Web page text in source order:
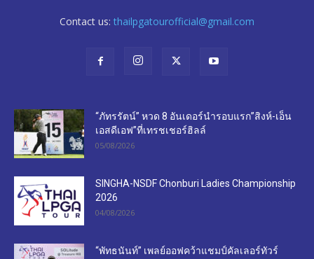
Contact us: thailpgatourofficial@gmail.com
“ภัทรรัตน์” หวด 8 อันเดอร์นำรอบแรก”สิงห์-เอ็น
เอสดีเอฟ”ที่เทรชเชอร์ฮิลล์
05/08/2026
SINGHA-NSDF Chonburi Ladies Championship
2026
04/08/2026
“พัทธนันท์” เพลย์ออฟคว้าแชมป์คัลเลอร์ทัวร์